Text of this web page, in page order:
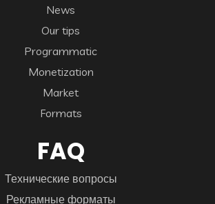
News
Our tips
Programmatic
Monetization
Market
Formats
FAQ
Технические вопросы
Рекламные форматы